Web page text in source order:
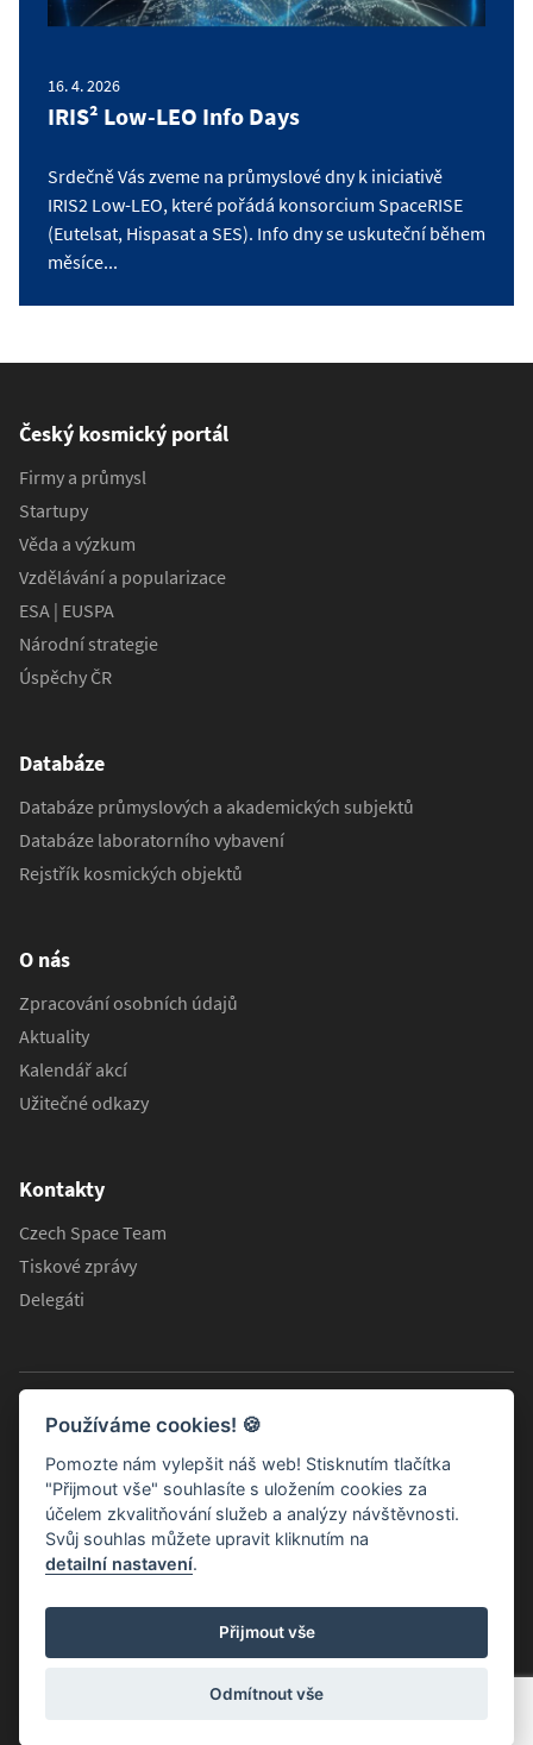
16. 4. 2026
IRIS² Low-LEO Info Days
Srdečně Vás zveme na průmyslové dny k iniciativě
IRIS2 Low-LEO, které pořádá konsorcium SpaceRISE
(Eutelsat, Hispasat a SES). Info dny se uskuteční během
měsíce...
Český kosmický portál
Firmy a průmysl
Startupy
Věda a výzkum
Vzdělávání a popularizace
ESA | EUSPA
Národní strategie
Úspěchy ČR
Databáze
Databáze průmyslových a akademických subjektů
Databáze laboratorního vybavení
Rejstřík kosmických objektů
O nás
Zpracování osobních údajů
Aktuality
Kalendář akcí
Užitečné odkazy
Kontakty
Czech Space Team
Tiskové zprávy
Delegáti
Informační stránky Koordinační rady ministra dopravy pro
© 2026 Všechna práva vyhrazena.
Používáme cookies! 🍪
Pomozte nám vylepšit náš web! Stisknutím tlačítka
"Přijmout vše" souhlasíte s uložením cookies za
účelem zkvalitňování služeb a analýzy návštěvnosti.
Svůj souhlas můžete upravit kliknutím na
detailní nastavení.
Přijmout vše
Odmítnout vše